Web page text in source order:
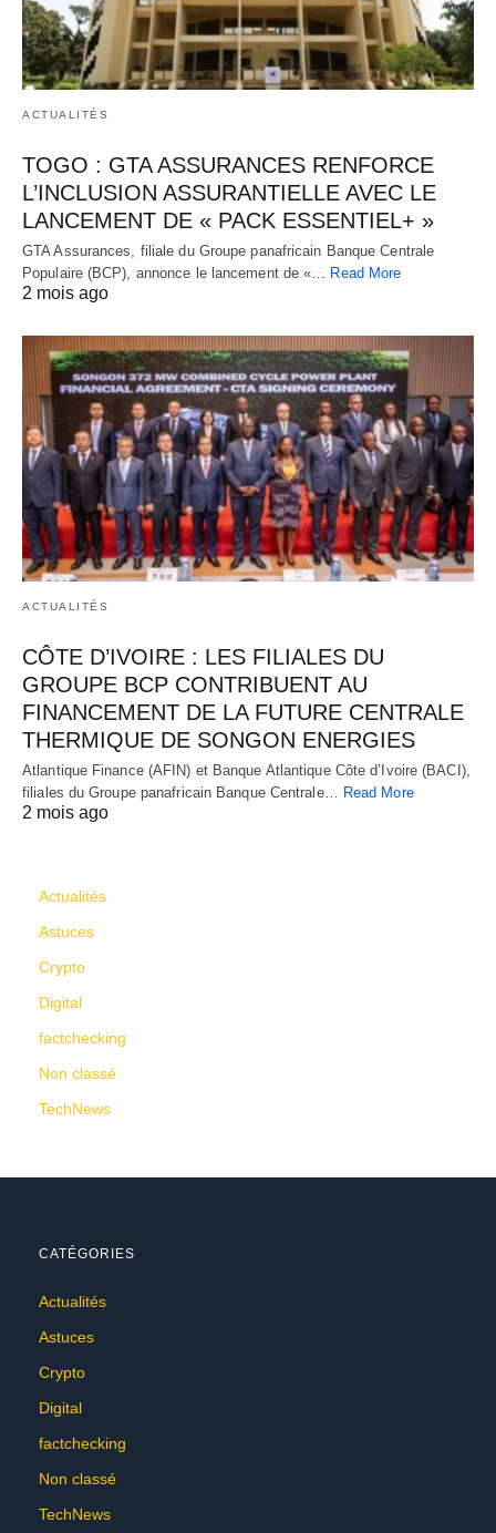
ACTUALITÉS
TOGO : GTA ASSURANCES RENFORCE
L’INCLUSION ASSURANTIELLE AVEC LE
LANCEMENT DE « PACK ESSENTIEL+ »
GTA Assurances, filiale du Groupe panafricain Banque Centrale
Populaire (BCP), annonce le lancement de «… Read More
2 mois ago
ACTUALITÉS
CÔTE D’IVOIRE : LES FILIALES DU
GROUPE BCP CONTRIBUENT AU
FINANCEMENT DE LA FUTURE CENTRALE
THERMIQUE DE SONGON ENERGIES
Atlantique Finance (AFIN) et Banque Atlantique Côte d’Ivoire (BACI),
filiales du Groupe panafricain Banque Centrale… Read More
2 mois ago
Actualités
Astuces
Crypto
Digital
factchecking
Non classé
TechNews
CATÉGORIES
Actualités
Astuces
Crypto
Digital
factchecking
Non classé
TechNews